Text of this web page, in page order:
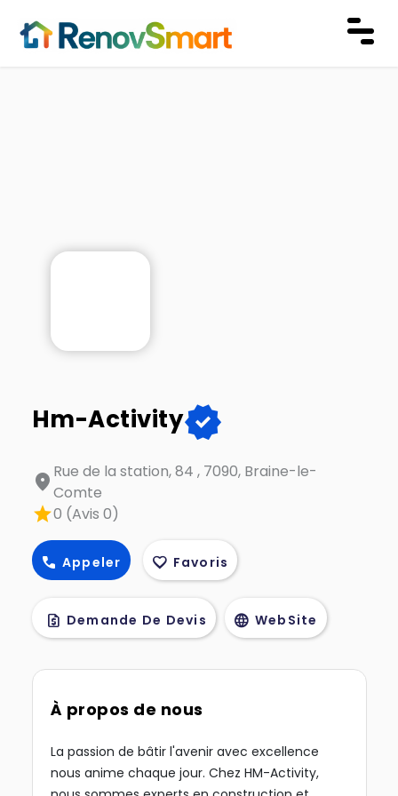
Hm-Activityverified
location_on Rue de la station, 84 , 7090, Braine-le-
Comte
star0 (Avis 0)
call Appeler favorite Favoris
request_quote Demande De Devis language WebSite
À propos de nous
La passion de bâtir l'avenir avec excellence
nous anime chaque jour. Chez HM-Activity,